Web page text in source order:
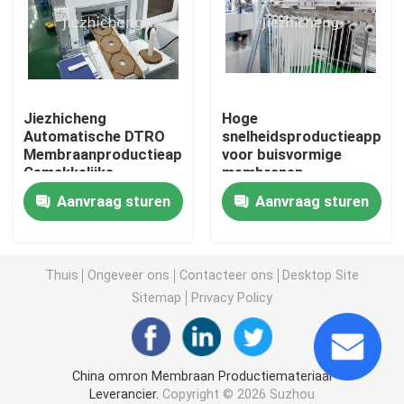
Medische Zak die Machine maken
Urinezak Productiemachine
Plastic Krat die Machine maken
Cannula Productiemachine
Membraan Productiemateriaal
IV Cannula Assemblagemachine
Jiezhicheng
Automatische DTRO
Membraanproductieapparatuur
Gemakkelijke
bediening Interface
Geavanceerde
technologie DTRO
GLM006
Aanvraag sturen
Hoge
voor buisvormige
membranen
Automatische
waterbehandeling film
assemblage machine
Aanvraag sturen
Thuis Ongeveer ons Contacteer ons
Desktop Site
Sitemap
Privacy Policy
China omron Membraan Productiemateriaal
Leverancier. Copyright © 2026 Suzhou